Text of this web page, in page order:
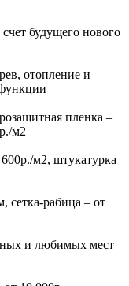
будущего нового
отопление и
пленка –
м2
м2, штукатурка
сетка-рабица – от
и любимых мест